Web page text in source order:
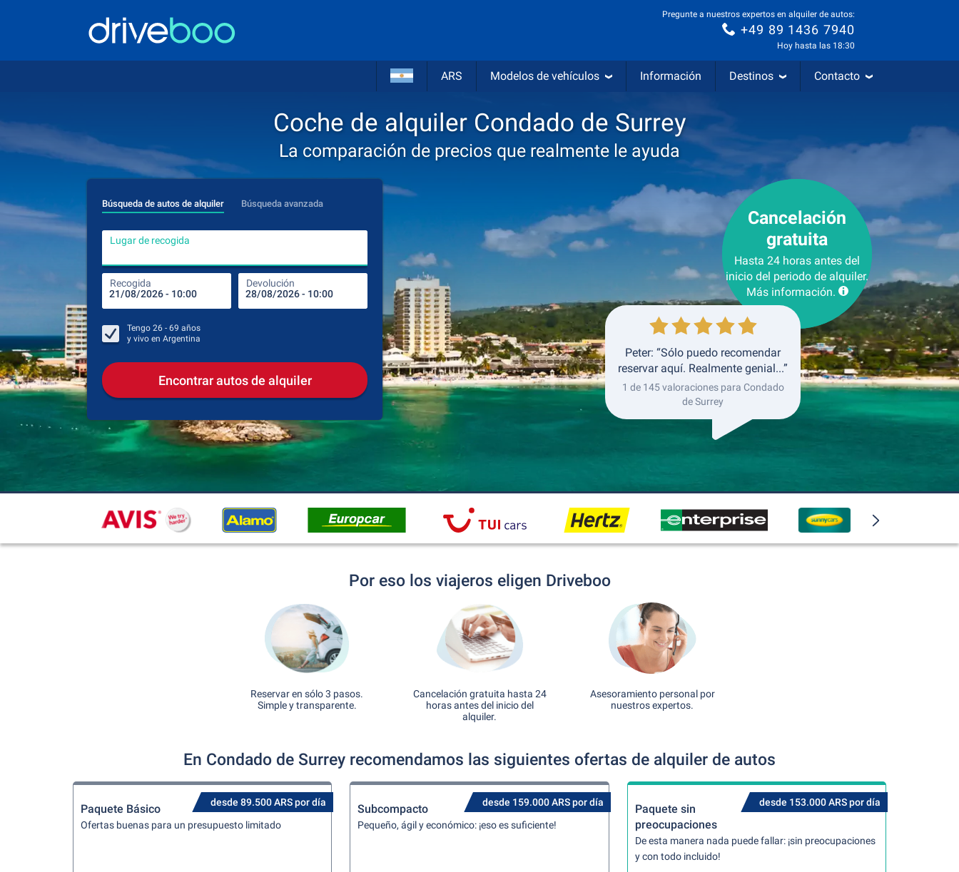
Pregunte a nuestros expertos en alquiler de autos:
+49 89 1436 7940
Hoy hasta las 18:30
ARS Modelos de vehículos Información Destinos Contacto
Coche de alquiler Condado de Surrey
La comparación de precios que realmente le ayuda
Búsqueda de autos de alquiler Búsqueda avanzada
Lugar de recogida
Recogida Devolución Lugar de devolución
Recogida Devolución
Tengo 26 - 69 años
y vivo en Argentina
Encontrar autos de alquiler
Cancelación
gratuita
Hasta 24 horas antes del
inicio del periodo de alquiler.
Más información.
Peter: “Sólo puedo recomendar
reservar aquí. Realmente genial...”
1 de 145 valoraciones para Condado
de Surrey
Por eso los viajeros eligen Driveboo
Reservar en sólo 3 pasos.
Simple y transparente.
Cancelación gratuita hasta 24
horas antes del inicio del
alquiler.
Asesoramiento personal por
nuestros expertos.
En Condado de Surrey recomendamos las siguientes ofertas de alquiler de autos
desde 89.500 ARS por día
Paquete Básico
Ofertas buenas para un presupuesto limitado
desde 159.000 ARS por día
Subcompacto
Pequeño, ágil y económico: ¡eso es suficiente!
desde 153.000 ARS por día
Paquete sin
preocupaciones
De esta manera nada puede fallar: ¡sin preocupaciones
y con todo incluido!